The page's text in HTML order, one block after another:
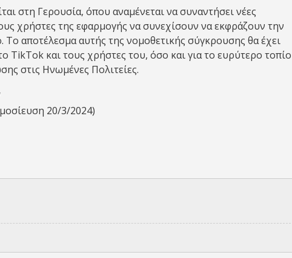
στη Γερουσία, όπου αναμένεται να συναντήσει νέες
χρήστες της εφαρμογής να συνεχίσουν να εκφράζουν την
Το αποτέλεσμα αυτής της νομοθετικής σύγκρουσης θα έχει
TikTok και τους χρήστες του, όσο και για το ευρύτερο τοπίο
στις Ηνωμένες Πολιτείες.
20/3/2024)